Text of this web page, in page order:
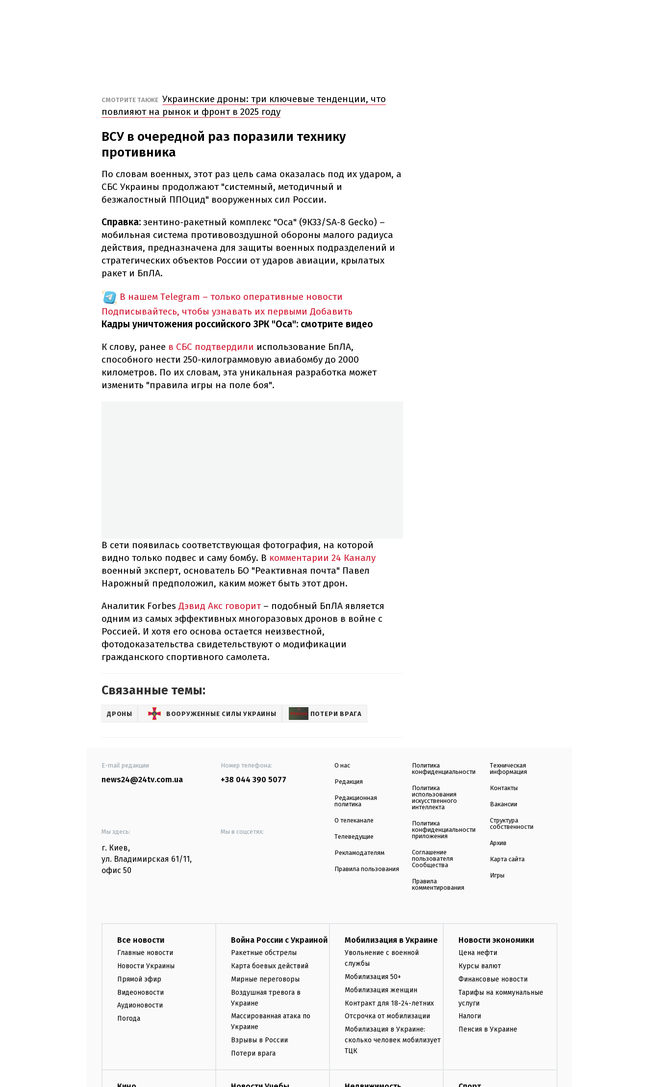
СМОТРИТЕ ТАКЖЕ Украинские дроны: три ключевые тенденции, что
повлияют на рынок и фронт в 2025 году
ВСУ в очередной раз поразили технику
противника
По словам военных, этот раз цель сама оказалась под их ударом, а
СБС Украины продолжают "системный, методичный и
безжалостный ППОцид" вооруженных сил России.
Справка: зентино-ракетный комплекс "Оса" (9К33/SA-8 Gecko) –
мобильная система противовоздушной обороны малого радиуса
действия, предназначена для защиты военных подразделений и
стратегических объектов России от ударов авиации, крылатых
ракет и БпЛА.
В нашем Telegram – только оперативные новости
Подписывайтесь, чтобы узнавать их первыми Добавить
Кадры уничтожения российского ЗРК "Оса": смотрите видео
К слову, ранее в СБС подтвердили использование БпЛА,
способного нести 250-килограммовую авиабомбу до 2000
километров. По их словам, эта уникальная разработка может
изменить "правила игры на поле боя".
В сети появилась соответствующая фотография, на которой
видно только подвес и саму бомбу. В комментарии 24 Каналу
военный эксперт, основатель БО "Реактивная почта" Павел
Нарожный предположил, каким может быть этот дрон.
Аналитик Forbes Дэвид Акс говорит– подобный БпЛА является
одним из самых эффективных многоразовых дронов в войне с
Россией. И хотя его основа остается неизвестной,
фотодоказательства свидетельствуют о модификации
гражданского спортивного самолета.
Связанные темы:
ДРОНЫ ВООРУЖЕННЫЕ СИЛЫ УКРАИНЫ ПОТЕРИ ВРАГА
E-mail редакции
news24@24tv.com.ua
Номер телефона:
+38 044 390 5077
Мы здесь:
г. Киев,
ул. Владимирская 61/11,
офис 50
Мы в соцсетях:
О нас
Редакция
Редакционная
политика
О телеканале
Телеведущие
Рекламодателям
Правила пользования
Политика
конфиденциальности
Политика
использования
искусственного
интеллекта
Политика
конфиденциальности
приложения
Соглашение
пользователя
Сообщества
Правила
комментирования
Техническая
информация
Контакты
Вакансии
Структура
собственности
Архив
Карта сайта
Игры
Все новости
Главные новости
Новости Украины
Прямой эфир
Видеоновости
Аудионовости
Погода
Война России с Украиной
Ракетные обстрелы
Карта боевых действий
Мирные переговоры
Воздушная тревога в
Украине
Массированная атака по
Украине
Взрывы в России
Потери врага
Мобилизация в Украине
Увольнение с военной
службы
Мобилизация 50+
Мобилизация женщин
Контракт для 18-24-летних
Отсрочка от мобилизации
Мобилизация в Украине:
сколько человек мобилизует
ТЦК
Новости экономики
Цена нефти
Курсы валют
Финансовые новости
Тарифы на коммунальные
услуги
Налоги
Пенсия в Украине